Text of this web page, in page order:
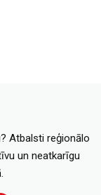
Atbalsti reģionālo
un neatkarīgu